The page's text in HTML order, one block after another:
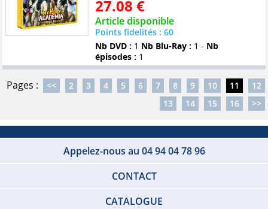
27.08 €
Article disponible
Points fidelités : 60
Nb DVD : 1 Nb Blu-Ray : 1 - Nb
épisodes : 1
Pages : << 2 3 4 5 6 7 8 9 10 11
12
13
14 15 16 >>
Appelez-nous au 04 94 04 78 96
CONTACT
CATALOGUE